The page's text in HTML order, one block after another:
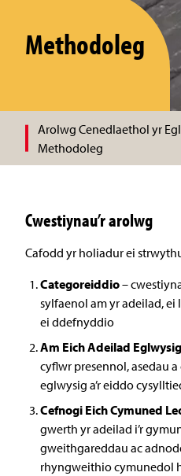
Methodoleg
Arolwg Cenedlaethol yr
Methodoleg
Cwestiynau’r arolwg
Cafodd yr holiadur ei
Categoreiddio–
sylfaenol am yr adeilad,
ei ddefnyddio
Am Eich Adeilad
cyflwr presennol, asedau
eglwysig a’r eiddo
Cefnogi Eich Cymuned
gwerth yr adeilad i’r
gweithgareddau ac
rhyngweithio cymunedol